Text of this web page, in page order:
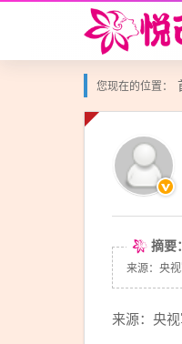
您现在的位置：
摘要：
来源：央
来源：央